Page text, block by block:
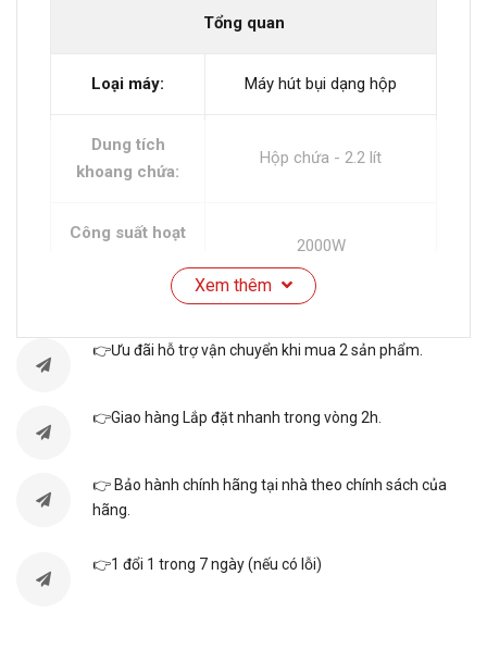
Tổng quan
Loại máy: Máy hút bụi dạng hộp
Dung tích
khoang chứa:
Hộp chứa - 2.2 lít
Công suất hoạt
2000W
Đầu hút bụi:
Đầu hút bàn chải
Xem thêm
👉Ưu đãi hỗ trợ vận chuyển khi mua 2 sản phẩm.
👉Giao hàng Lắp đặt nhanh trong vòng 2h.
👉 Bảo hành chính hãng tại nhà theo chính sách của
hãng.
👉1 đổi 1 trong 7 ngày (nếu có lỗi)